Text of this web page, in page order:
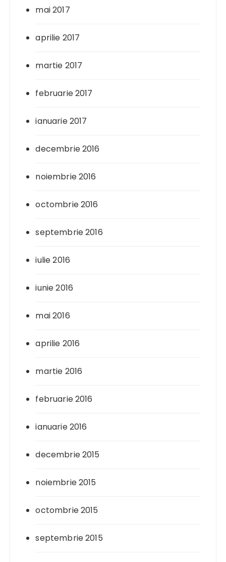
mai 2017
aprilie 2017
martie 2017
februarie 2017
ianuarie 2017
decembrie 2016
noiembrie 2016
octombrie 2016
septembrie 2016
iulie 2016
iunie 2016
mai 2016
aprilie 2016
martie 2016
februarie 2016
ianuarie 2016
decembrie 2015
noiembrie 2015
octombrie 2015
septembrie 2015